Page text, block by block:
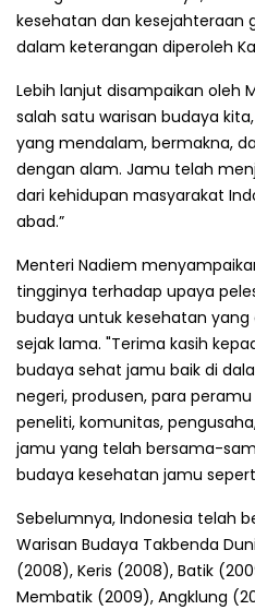
kesehatan dan kesejahteraan
dalam keterangan diperoleh
Lebih lanjut disampaikan oleh
salah satu warisan budaya
yang mendalam, bermakna,
dengan alam. Jamu telah
dari kehidupan masyarakat
abad.”
Menteri Nadiem
tingginya terhadap upaya
budaya untuk kesehatan yang
sejak lama. "Terima kasih
budaya sehat jamu baik di
negeri, produsen, para
peneliti, komunitas,
jamu yang telah bersama-
budaya kesehatan jamu
Sebelumnya, Indonesia telah
Warisan Budaya Takbenda
(2008), Keris (2008), Batik
Membatik (2009), Angklung